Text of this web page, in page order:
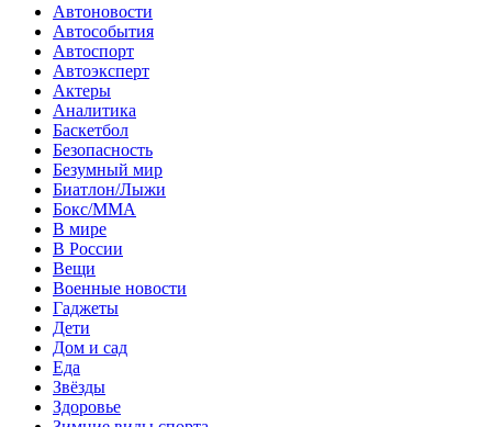
Автоновости
Автособытия
Автоспорт
Автоэксперт
Актеры
Аналитика
Баскетбол
Безопасность
Безумный мир
Биатлон/Лыжи
Бокс/MMA
В мире
В России
Вещи
Военные новости
Гаджеты
Дети
Дом и сад
Еда
Звёзды
Здоровье